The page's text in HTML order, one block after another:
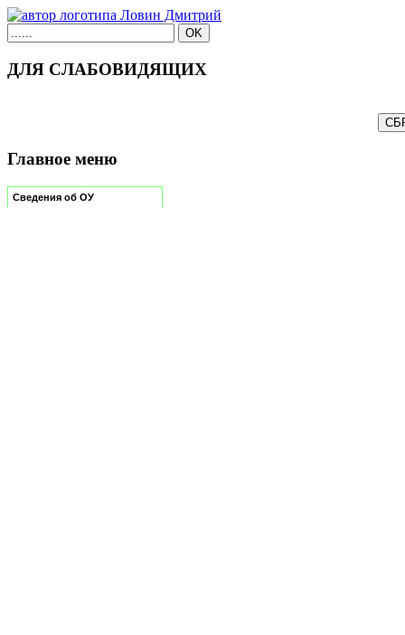
ДЛЯ СЛАБОВИДЯЩИХ
Главное меню
Сведения об ОУ